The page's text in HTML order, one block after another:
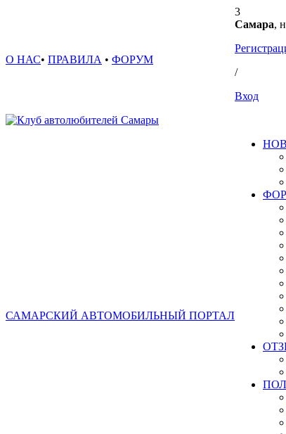
О НАС• ПРАВИЛА • ФОРУМ
3
Самара,
/
Вход
САМАРСКИЙ АВТОМОБИЛЬНЫЙ ПОРТАЛ